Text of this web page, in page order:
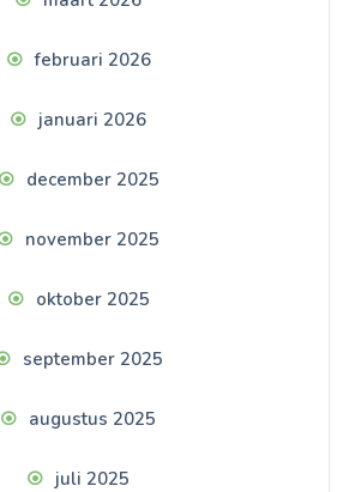
februari 2026
januari 2026
december 2025
november 2025
oktober 2025
september 2025
augustus 2025
juli 2025